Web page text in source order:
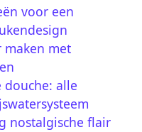
voor een
met
alle
nostalgische flair